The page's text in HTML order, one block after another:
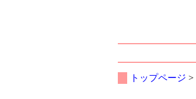
トップページ >